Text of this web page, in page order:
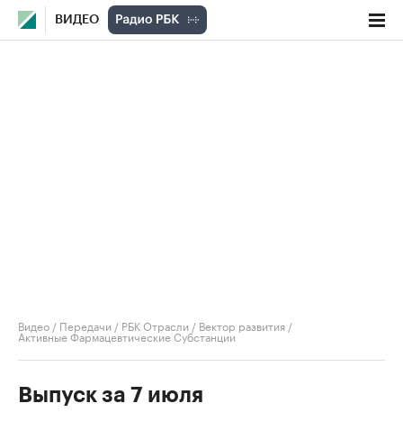
ВИДЕО
Видео / Передачи / РБК Отрасли / Вектор развития /
Активные Фармацевтические Субстанции
Выпуск за 7 июля